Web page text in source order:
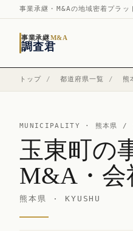
事業承継・M&Aの地域密着プラッ
事業承継M&A
調査君
トップ / 都道府県一覧 / 熊
MUNICIPALITY · 熊本県 /
玉東町の
M&A・会
熊本県 · KYUSHU